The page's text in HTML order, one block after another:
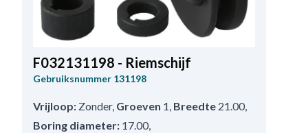
F032131198 - Riemschijf
Gebruiksnummer 131198
Vrijloop: Zonder, Groeven 1, Breedte 21.00,
Boring diameter: 17.00,